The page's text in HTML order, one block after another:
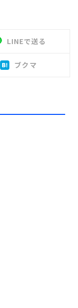
LINEで送る
ブクマ